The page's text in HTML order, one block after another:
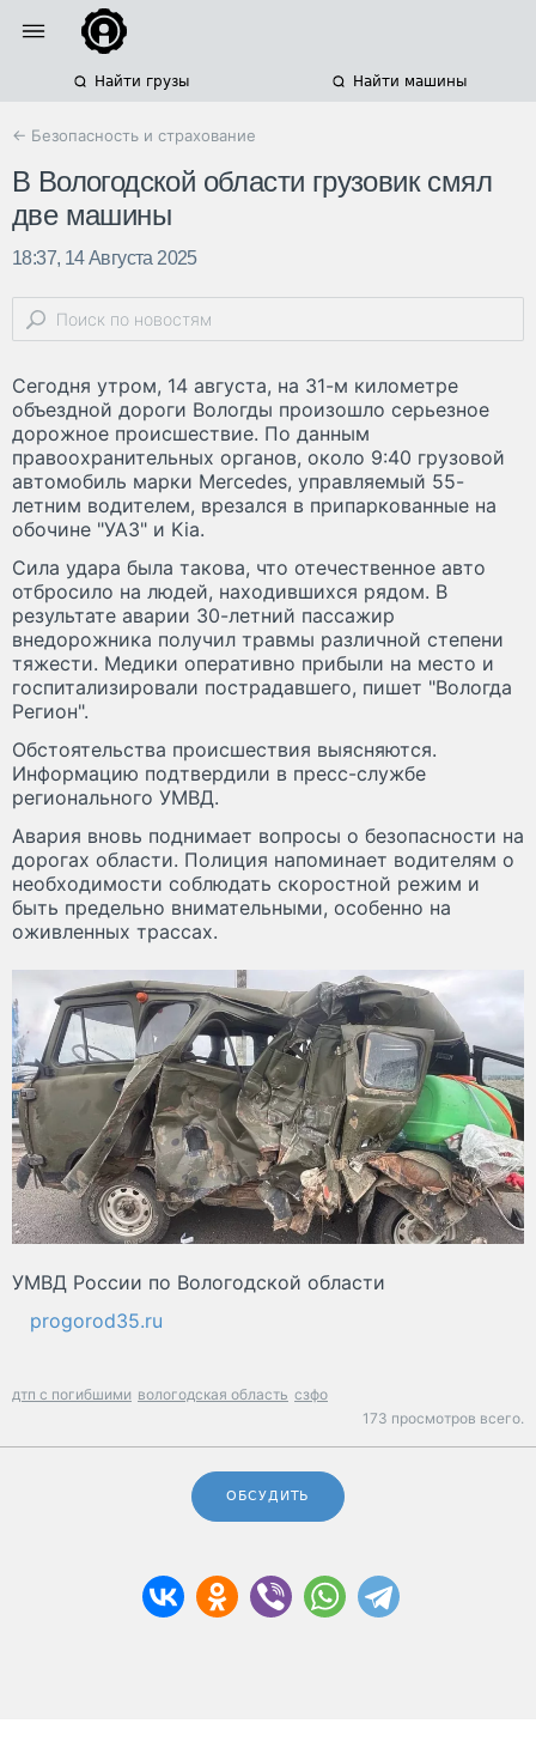
Найти грузы Найти машины
← Безопасность и страхование
В Вологодской области грузовик смял
две машины
18:37, 14 Августа 2025
Сегодня утром, 14 августа, на 31-м километре
объездной дороги Вологды произошло серьезное
дорожное происшествие. По данным
правоохранительных органов, около 9:40 грузовой
автомобиль марки Mercedes, управляемый 55-
летним водителем, врезался в припаркованные на
обочине "УАЗ" и Kia.
Сила удара была такова, что отечественное авто
отбросило на людей, находившихся рядом. В
результате аварии 30-летний пассажир
внедорожника получил травмы различной степени
тяжести. Медики оперативно прибыли на место и
госпитализировали пострадавшего, пишет "Вологда
Регион".
Обстоятельства происшествия выясняются.
Информацию подтвердили в пресс-службе
регионального УМВД.
Авария вновь поднимает вопросы о безопасности на
дорогах области. Полиция напоминает водителям о
необходимости соблюдать скоростной режим и
быть предельно внимательными, особенно на
оживленных трассах.
УМВД России по Вологодской области
progorod35.ru
дтп с погибшими вологодская область сзфо
173 просмотров всего.
ОБСУДИТЬ